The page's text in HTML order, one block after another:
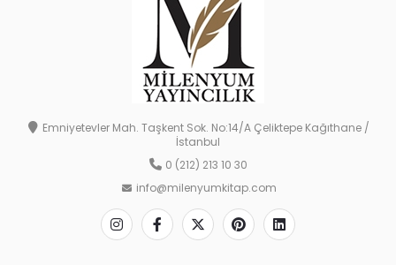
Emniyetevler Mah. Taşkent Sok. No:14/A Çeliktepe Kağıthane /
İstanbul
0 (212) 213 10 30
info@milenyumkitap.com